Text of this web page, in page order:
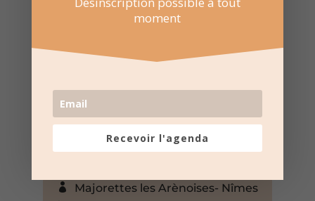
27 Avr 2025
Salle municipale Kaufmann à
Nîmes
Nîmes, Gard, 30000, France,
Majorettes les Arènoises- Nîmes
moment
Recevoir l'agenda